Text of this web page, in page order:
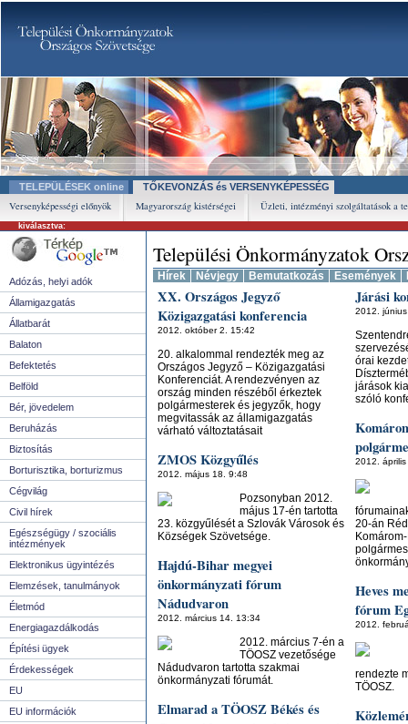
TELEPÜLÉSEK online TŐKEVONZÁS és VERSENYKÉPESSÉG
Versenyképességi előnyök Magyarország kistérségei Üzleti, intézményi szolgáltatások a
kiválasztva:
Adózás, helyi adók
Államigazgatás
Állatbarát
Balaton
Befektetés
Belföld
Bér, jövedelem
Beruházás
Biztosítás
Borturisztika, borturizmus
Cégvilág
Civil hírek
Egészségügy / szociális
intézmények
Elektronikus ügyintézés
Elemzések, tanulmányok
Életmód
Energiagazdálkodás
Építési ügyek
Érdekességek
EU
EU információk
Települési Önkormányzatok
Hírek Névjegy Bemutatkozás Események
XX. Országos Jegyző
Közigazgatási konferencia
2012. október 2. 15:42
20. alkalommal rendezték meg az
Országos Jegyző – Közigazgatási
Konferenciát. A rendezvényen az
ország minden részéből érkeztek
polgármesterek és jegyzők, hogy
megvitassák az államigazgatás
várható változtatásait
ZMOS Közgyűlés
2012. május 18. 9:48
Pozsonyban 2012.
május 17-én tartotta
23. közgyűlését a Szlovák Városok és
Községek Szövetsége.
Hajdú-Bihar megyei
önkormányzati fórum
Nádudvaron
2012. március 14. 13:34
2012. március 7-én a
TÖOSZ vezetősége
Nádudvaron tartotta szakmai
önkormányzati fórumát.
Elmarad a TÖOSZ Békés és
Járási
2012.
órai
járások
szóló
2012.
20-án
Heves
fórum
2012.
rendezte
TÖOSZ.